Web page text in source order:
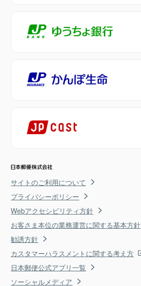
サイトのご利用について
プライバシーポリシー
Webアクセシビリティ方針
お客さま本位の業務運営に関する基本方針
勧誘方針
カスタマーハラスメントに関する考え方
日本郵便公式アプリ一覧
ソーシャルメディア